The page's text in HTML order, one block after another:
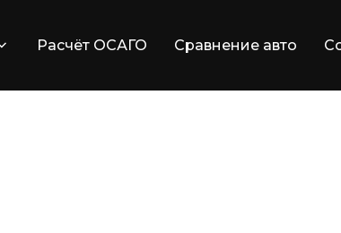
Расчёт ОСАГО Сравнение авто